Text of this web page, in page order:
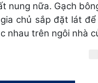
nung nữa. Gạch
chủ sắp đặt lát để
nhau trên ngôi nhà